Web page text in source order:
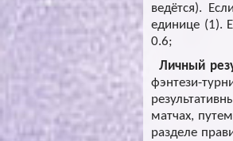
ведётся).
единице (1).
0.6;
Личный
фэнтези-
матчах,
разделе